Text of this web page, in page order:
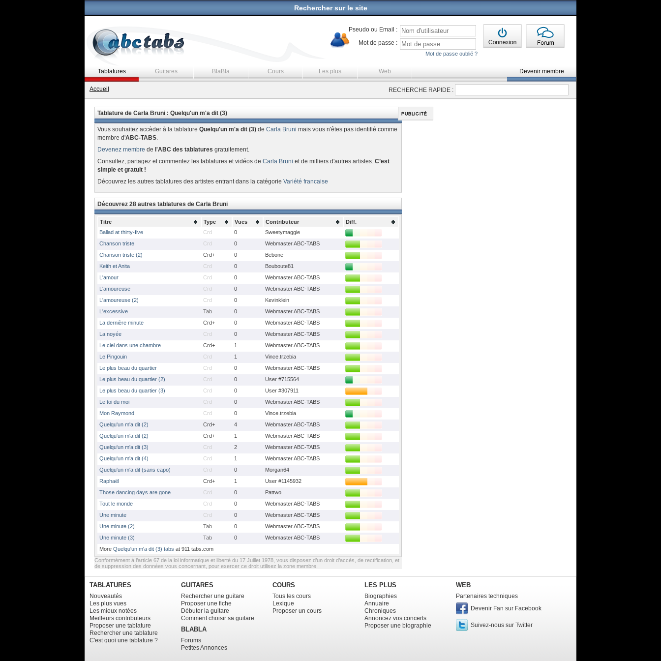
Rechercher sur le site
Pseudo ou Email :
Mot de passe :
Mot de passe oublié ?
Tablatures Guitares BlaBla Cours Les plus Web Devenir membre
Accueil RECHERCHE RAPIDE :
Tablature de Carla Bruni : Quelqu'un m'a dit (3)
Vous souhaitez accèder à la tablature Quelqu'un m'a dit (3)de Carla Bruni mais vous n'êtes pas identifié comme
membre d'ABC-TABS.
Devenez membre de l'ABC des tablatures gratuitement.
Consultez, partagez et commentez les tablatures et vidéos de Carla Bruni et de milliers d'autres artistes. C’est
simple et gratuit !
Découvrez les autres tablatures des artistes entrant dans la catégorie Variété francaise
Découvrez 28 autres tablatures de Carla Bruni
Titre Type Vues Contributeur
Diff.
Ballad at thirty-five
Crd 0
Sweetymaggie
Chanson triste
Crd 0
Webmaster ABC-TABS
Chanson triste (2)
Crd+ 0
Bebone
Keith et Anita
Crd 0
Bouboute81
L'amour
Crd 0
Webmaster ABC-TABS
L'amoureuse
Crd 0
Webmaster ABC-TABS
L'amoureuse (2)
Crd 0
Kevinklein
L'excessive
Tab 0
Webmaster ABC-TABS
La dernière minute
Crd+ 0
Webmaster ABC-TABS
La noyée
Crd 0
Webmaster ABC-TABS
Le ciel dans une chambre
Crd+ 1
Webmaster ABC-TABS
Le Pingouin
Crd 1
Vince.trzebia
Le plus beau du quartier
Crd 0
Webmaster ABC-TABS
Le plus beau du quartier (2)
Crd 0
User #715564
Le plus beau du quartier (3)
Crd 0
User #307911
Le toi du moi
Crd 0
Webmaster ABC-TABS
Mon Raymond
Crd 0
Vince.trzebia
Quelqu'un m'a dit (2)
Crd+ 4
Webmaster ABC-TABS
Quelqu'un m'a dit (2)
Crd+ 1
Webmaster ABC-TABS
Quelqu'un m'a dit (3)
Crd 2
Webmaster ABC-TABS
Quelqu'un m'a dit (4)
Crd 1
Webmaster ABC-TABS
Quelqu'un m'a dit (sans capo)
Crd 0
Morgan64
Raphaël
Crd+ 1
User #1145932
Those dancing days are gone
Crd 0
Pattwo
Tout le monde
Crd 0
Webmaster ABC-TABS
Une minute
Crd 0
Webmaster ABC-TABS
Une minute (2)
Tab 0
Webmaster ABC-TABS
Une minute (3)
Tab 0
Webmaster ABC-TABS
More Quelqu'un m'a dit (3) tabs at 911 tabs.com
Conformément à l’article 67 de la loi informatique et liberté du 17 Juillet 1978, vous disposez d’un droit d’accès, de rectification, et
de suppression des données vous concernant, pour exercer ce droit utilisez la zone membre.
TABLATURES
Nouveautés
Les plus vues
Les mieux notées
Meilleurs contributeurs
Proposer une tablature
Rechercher une tablature
C'est quoi une tablature ?
GUITARES
Rechercher une guitare
Proposer une fiche
Débuter la guitare
Comment choisir sa guitare
BLABLA
Forums
Petites Annonces
COURS
Tous les cours
Lexique
Proposer un cours
LES PLUS
Biographies
Annuaire
Chroniques
Annoncez vos concerts
Proposer une biographie
WEB
Partenaires techniques
Devenir Fan sur Facebook
Suivez-nous sur Twitter